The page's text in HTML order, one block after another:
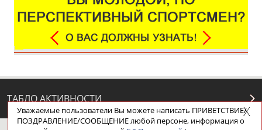
ТАБЛО АКТИВНОСТИ
Уважаемые пользователи Вы можете написать ПРИВЕТСТВИЕ/
ПОЗДРАВЛЕНИЕ/СООБЩЕНИЕ любой персоне, информация о